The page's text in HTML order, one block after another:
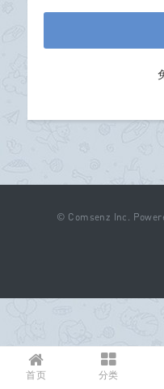
首页 分类
© Comsenz Inc.